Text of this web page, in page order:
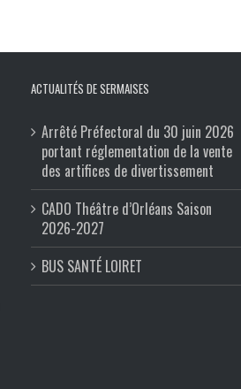
ACTUALITÉS DE SERMAISES
Arrêté Préfectoral du 30 juin 2026
portant réglementation de la vente
des artifices de divertissement
CADO Théâtre d’Orléans Saison
2026-2027
BUS SANTÉ LOIRET